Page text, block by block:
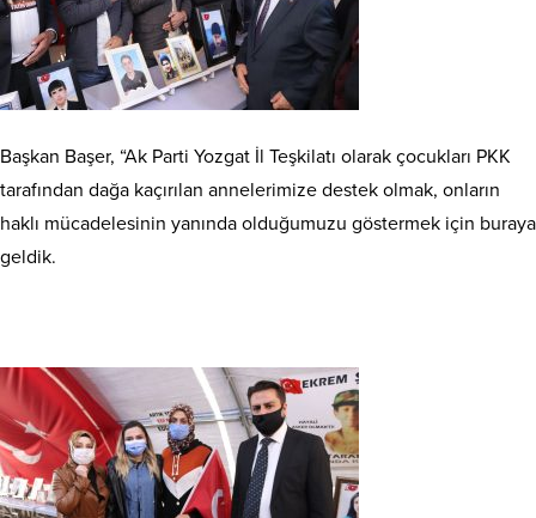
Başkan Başer, “Ak Parti Yozgat İl Teşkilatı olarak çocukları PKK
tarafından dağa kaçırılan annelerimize destek olmak, onların
haklı mücadelesinin yanında olduğumuzu göstermek için buraya
geldik.